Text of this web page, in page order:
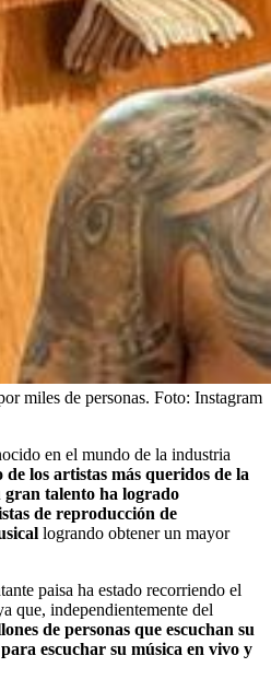
miles de personas. Foto: Instagram
en el mundo de la industria
los artistas más queridos de la
gran talento ha logrado
de reproducción de
logrando obtener un mayor
paisa ha estado recorriendo el
que, independientemente del
de personas que escuchan su
escuchar su música en vivo y